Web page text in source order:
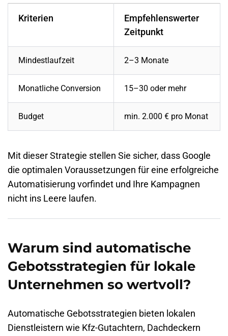
Kriterien
Empfehlenswerter
Zeitpunkt
Mindestlaufzeit 2–3 Monate
Monatliche Conversion 15–30 oder mehr
Budget min. 2.000 € pro Monat
Mit dieser Strategie stellen Sie sicher, dass Google
die optimalen Voraussetzungen für eine erfolgreiche
Automatisierung vorfindet und Ihre Kampagnen
nicht ins Leere laufen.
Warum sind automatische
Gebotsstrategien für lokale
Unternehmen so wertvoll?
Automatische Gebotsstrategien bieten lokalen
Dienstleistern wie Kfz-Gutachtern, Dachdeckern